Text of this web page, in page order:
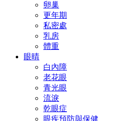
卵巢
更年期
私密處
乳房
體重
眼晴
白內障
老花眼
青光眼
流淚
乾眼症
眼疾預防與保健